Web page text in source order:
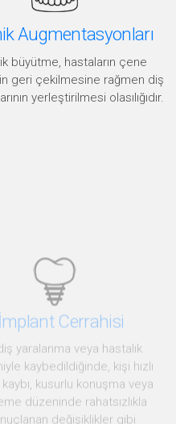
Augmentasyonları
büyütme, hastaların çene
geri çekilmesine rağmen diş
yerleştirilmesi olasılığıdır.
İmplant Cerrahisi
yaralanma veya hastalık
kaybedildiğinde, kişi hızlı
kaybı, kusurlu konuşma veya
düzeninde rahatsızlıkla
değişiklikler gibi
yaşayabilir.